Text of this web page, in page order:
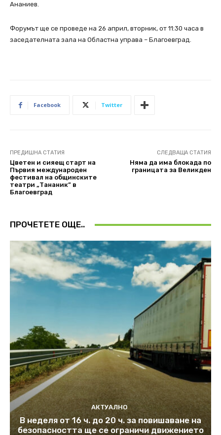
Ананиев.
Форумът ще се проведе на 26 април, вторник, от 11:30 часа в
заседателната зала на Областна управа – Благоевград.
Facebook Twitter
ПРЕДИШНА СТАТИЯ
Цветен и сияещ старт на
Първия международен
фестивал на общинските
театри „Тананик” в
Благоевград
СЛЕДВАЩА СТАТИЯ
Няма да има блокада по
границата за Великден
ПРОЧЕТЕТЕ ОЩЕ..
АКТУАЛНО
В неделя от 16 ч. до 20 ч. за повишаване на
безопасността ще се ограничи движението